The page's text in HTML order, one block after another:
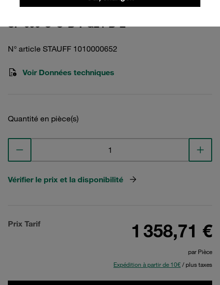
SF-090-O-O-B-T-G24-B-E
N° article STAUFF 1010000652
Voir Données techniques
Quantité en pièce(s)
Vérifier le prix et la disponibilité
Prix Tarif 1 358,71 €
par Pièce
Expédition à partir de 10€/ plus taxes